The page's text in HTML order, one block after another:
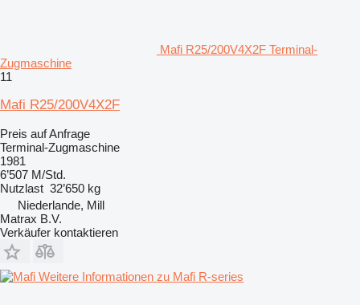
Mafi R25/200V4X2F Terminal-
Zugmaschine
11
Mafi R25/200V4X2F
Preis auf Anfrage
Terminal-Zugmaschine
1981
6’507 M/Std.
Nutzlast 32’650 kg
Niederlande, Mill
Matrax B.V.
Verkäufer kontaktieren
Weitere Informationen zu Mafi R-series